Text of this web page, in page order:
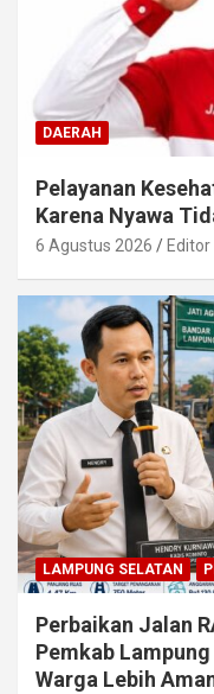
DAERAH
Pelayanan
Karena Nyawa
6 Agustus 2026 Editor
LAMPUNG SELATAN
Perbaikan Jalan
Pemkab
Warga Lebih